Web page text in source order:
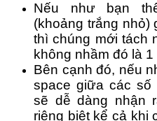
Nếu như bạn
(khoảng trắng nhỏ)
thì chúng mới tách
không nhầm đó là
Bên cạnh đó, nếu
space giữa các số
sẽ dễ dàng nhận
riêng biệt kể cả khi